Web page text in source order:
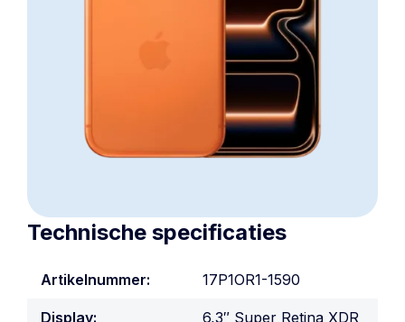
Technische specificaties
Artikelnummer: 17P1OR1-1590
Display: 6,3″ Super Retina XDR